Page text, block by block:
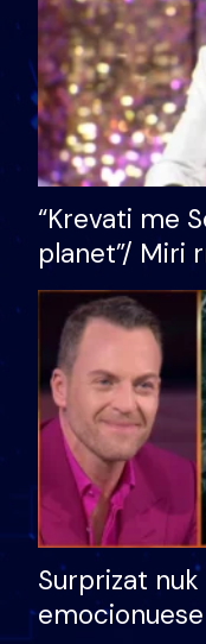
“Krevati me
planet”/ Miri
bukura në
mungojë
Surprizat